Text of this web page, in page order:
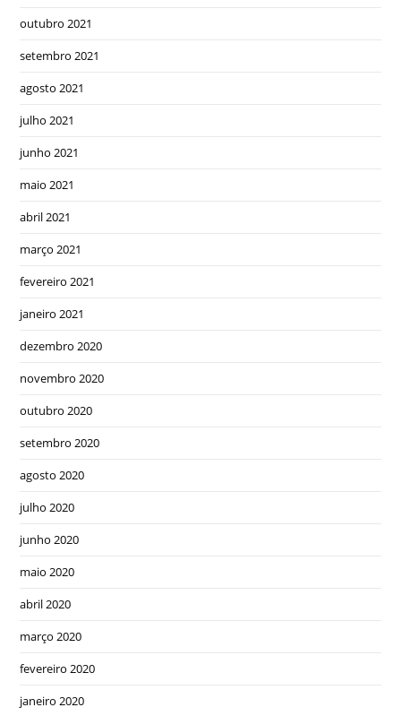
outubro 2021
setembro 2021
agosto 2021
julho 2021
junho 2021
maio 2021
abril 2021
março 2021
fevereiro 2021
janeiro 2021
dezembro 2020
novembro 2020
outubro 2020
setembro 2020
agosto 2020
julho 2020
junho 2020
maio 2020
abril 2020
março 2020
fevereiro 2020
janeiro 2020